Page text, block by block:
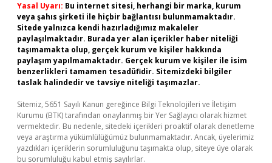
Yasal Uyarı: Bu internet sitesi, herhangi bir marka, kurum
veya şahıs şirketi ile hiçbir bağlantısı bulunmamaktadır.
Sitede yalnızca kendi hazırladığımız makaleler
paylaşılmaktadır. Burada yer alan içerikler haber niteliği
taşımamakta olup, gerçek kurum ve kişiler hakkında
paylaşım yapılmamaktadır. Gerçek kurum ve kişiler ile isim
benzerlikleri tamamen tesadüfidir. Sitemizdeki bilgiler
taslak halindedir ve tavsiye niteliği taşımazlar.
Sitemiz, 5651 Sayılı Kanun gereğince Bilgi Teknolojileri ve İletişim
Kurumu (BTK) tarafından onaylanmış bir Yer Sağlayıcı olarak hizmet
vermektedir. Bu nedenle, sitedeki içerikleri proaktif olarak denetleme
veya araştırma yükümlülüğümüz bulunmamaktadır. Ancak, üyelerimiz
yazdıkları içeriklerin sorumluluğunu taşımakta olup, siteye üye olarak
bu sorumluluğu kabul etmiş sayılırlar.